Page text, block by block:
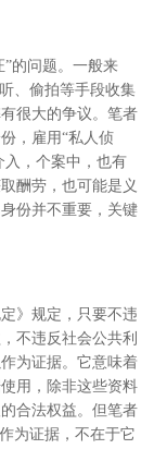
的问题。一般来
、偷拍等手段收集
很大的争议。笔者
，雇用“私人侦
入，个案中，也有
酬劳，也可能是义
份并不重要，关键
》规定，只要不违
不违反社会公共利
为证据。它意味着
用，除非这些资料
合法权益。但笔者
为证据，不在于它